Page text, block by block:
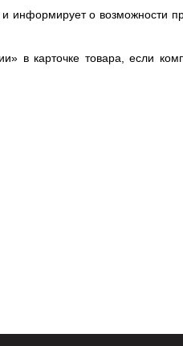
информирует о возможности
в карточке товара, если